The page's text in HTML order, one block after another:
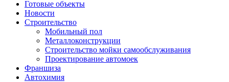
Готовые объекты
Новости
Строительство
Мобильный пол
Металлоконструкции
Строительство мойки самообслуживания
Проектирование автомоек
Франшиза
Автохимия